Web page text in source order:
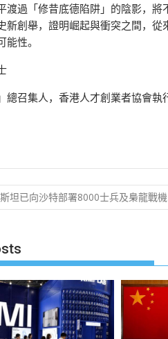
渡過「修昔底德陷阱」的陰影，
新創舉，證明崛起與衝突之間，
性。
總召集人，香港人才創業者協會執
坦已向沙特部署8000士兵及梟龍戰機